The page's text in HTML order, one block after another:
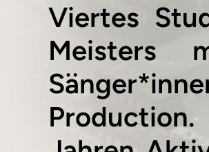
Viertes
Meisters